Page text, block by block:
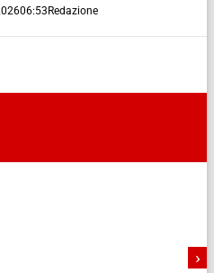
06:53Redazione
›